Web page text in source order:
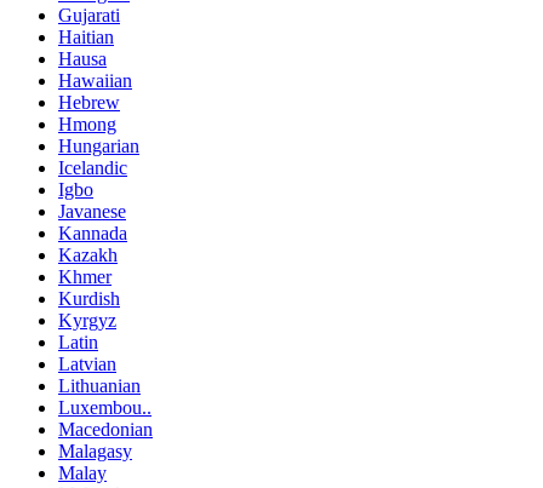
Gujarati
Haitian
Hausa
Hawaiian
Hebrew
Hmong
Hungarian
Icelandic
Igbo
Javanese
Kannada
Kazakh
Khmer
Kurdish
Kyrgyz
Latin
Latvian
Lithuanian
Luxembou..
Macedonian
Malagasy
Malay